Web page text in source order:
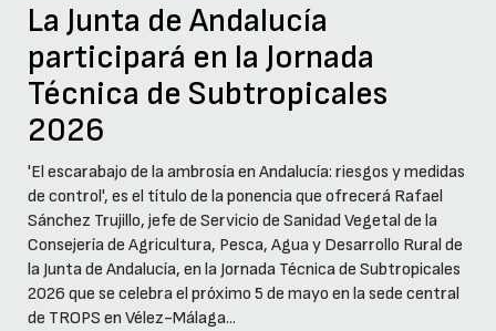
La Junta de Andalucía
participará en la Jornada
Técnica de Subtropicales
2026
'El escarabajo de la ambrosía en Andalucía: riesgos y medidas
de control', es el título de la ponencia que ofrecerá Rafael
Sánchez Trujillo, jefe de Servicio de Sanidad Vegetal de la
Consejería de Agricultura, Pesca, Agua y Desarrollo Rural de
la Junta de Andalucía, en la Jornada Técnica de Subtropicales
2026 que se celebra el próximo 5 de mayo en la sede central
de TROPS en Vélez-Málaga...